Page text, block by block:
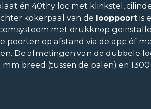
én 40thy loc met klinkstel,
kokerpaal van de looppoort is
met drukknop
poorten op afstand via de app óf
De afmetingen van de dubbele
mm breed (tussen de palen) en